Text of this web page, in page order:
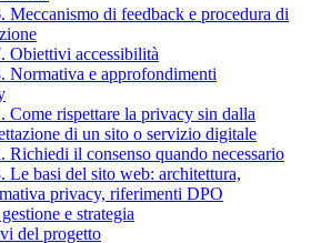
Meccanismo di feedback e procedura di
Obiettivi accessibilità
Normativa e approfondimenti
Come rispettare la privacy sin dalla
di un sito o servizio digitale
Richiedi il consenso quando necessario
Le basi del sito web: architettura,
privacy, riferimenti DPO
e strategia
del progetto